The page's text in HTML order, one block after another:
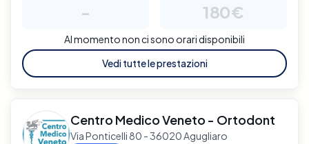
- 180€
Al momento non ci sono orari disponibili
Vedi tutte le prestazioni
Centro Medico Veneto - Ortodont
Via Ponticelli 80 - 36020 Agugliaro